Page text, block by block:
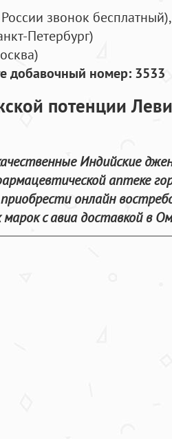
звонок бесплатный),
Петербург)
добавочный номер: 3533
потенции
Индийские
аптеке
онлайн
с авиа доставкой в